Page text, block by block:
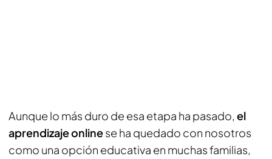
Aunque lo más duro de esa etapa ha pasado, el
aprendizaje onlinese ha quedado con nosotros
como una opción educativa en muchas familias,